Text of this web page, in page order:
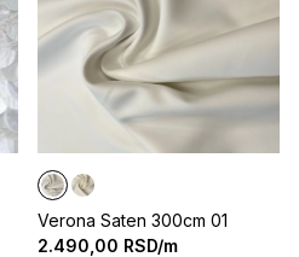
Verona Saten 300cm 01
2.490,00 RSD/m